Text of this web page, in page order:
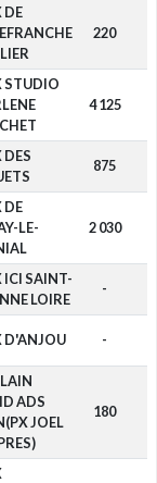
DE
220
STUDIO
4 125
DES
875
DE
LE-
2 030
ICI SAINT-
LOIRE
-
D'ANJOU -
ADS
JOEL
180